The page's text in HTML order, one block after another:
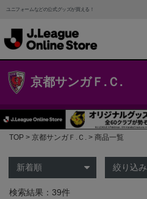
ユニフォームなどの公式グッズが買える！
京都サンガＦ.Ｃ.
TOP 京都サンガＦ.Ｃ. 商品一覧
絞り込み
検索結果：39件